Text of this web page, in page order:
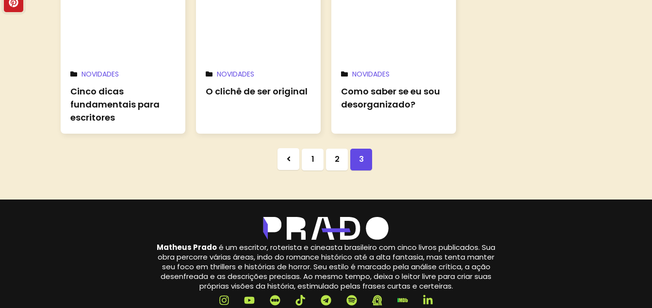
NOVIDADES
Cinco dicas
fundamentais para
escritores
NOVIDADES
O clichê de ser original
NOVIDADES
Como saber se eu sou
desorganizado?
1 2 3
Matheus Pradoé um escritor, roterista e cineasta brasileiro com cinco livros publicados. Sua
obra percorre várias áreas, indo do romance histórico até a alta fantasia, mas tenta manter
seu foco em thrillers e histórias de horror. Seu estilo é marcado pela análise crítica, a ação
desenfreada e as descrições precisas. Ao mesmo tempo, deixa o leitor livre para criar suas
próprias visões da história, estimulado pelas frases curtas e certeiras.